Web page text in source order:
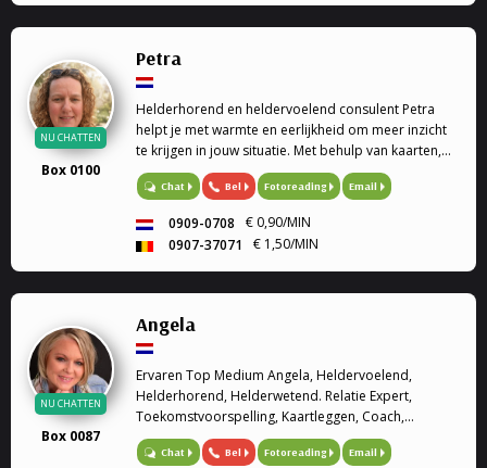
NU CHATTEN
Box 0100
Petra
Helderhorend en heldervoelend consulent Petra
helpt je met warmte en eerlijkheid om meer inzicht
te krijgen in jouw situatie. Met behulp van kaarten,
de pendel en haar intuïtie kijkt zij samen met jou
naar de boodschappen die richting kunnen geven
Chat Bel Fotoreading Email
0909-0708
€ 0,90/MIN
0907-37071
€ 1,50/MIN
NU CHATTEN
Box 0087
Angela
Ervaren Top Medium Angela, Heldervoelend,
Helderhorend, Helderwetend. Relatie Expert,
Toekomstvoorspelling, Kaartleggen, Coach,
Hoogevoelige kinderen, regressie Therapeut. Met
mijn gaven wil ik u graag helpen. Relatie Expert Op
Chat Bel Fotoreading Email